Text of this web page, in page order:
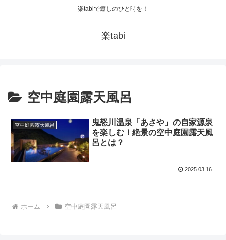
楽tabiで癒しのひと時を！
楽tabi
空中庭園露天風呂
空中庭園露天風呂
鬼怒川温泉「あさや」の自家源泉
を楽しむ！絶景の空中庭園露天風
呂とは？
2025.03.16
ホーム 空中庭園露天風呂